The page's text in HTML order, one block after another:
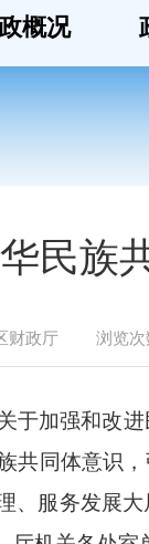
概况
民族
财政厅 浏览次
于加强和改
共同体意识
、服务发展